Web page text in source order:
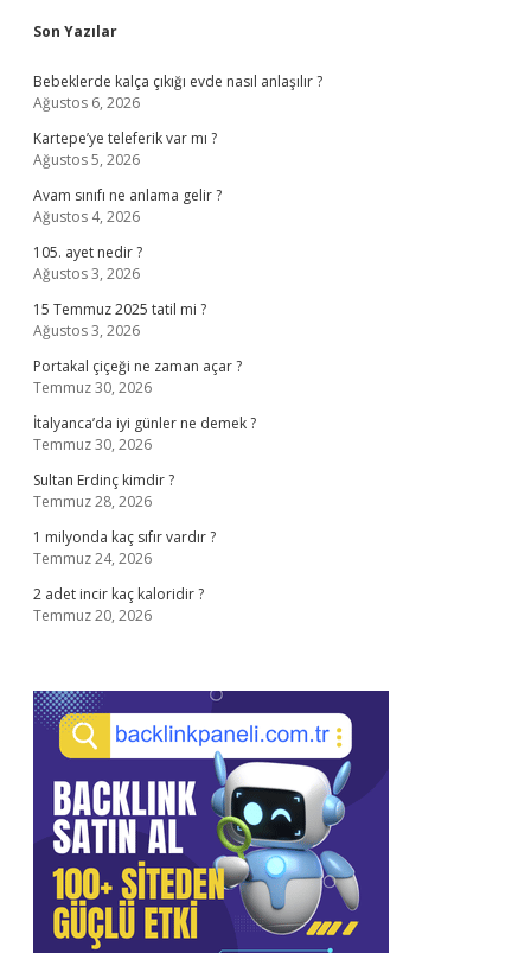
Sidebar
Son Yazılar
Bebeklerde kalça çıkığı evde nasıl anlaşılır ?
Ağustos 6, 2026
Kartepe’ye teleferik var mı ?
Ağustos 5, 2026
Avam sınıfı ne anlama gelir ?
Ağustos 4, 2026
105. ayet nedir ?
Ağustos 3, 2026
15 Temmuz 2025 tatil mi ?
Ağustos 3, 2026
Portakal çiçeği ne zaman açar ?
Temmuz 30, 2026
İtalyanca’da iyi günler ne demek ?
Temmuz 30, 2026
Sultan Erdinç kimdir ?
Temmuz 28, 2026
1 milyonda kaç sıfır vardır ?
Temmuz 24, 2026
2 adet incir kaç kaloridir ?
Temmuz 20, 2026